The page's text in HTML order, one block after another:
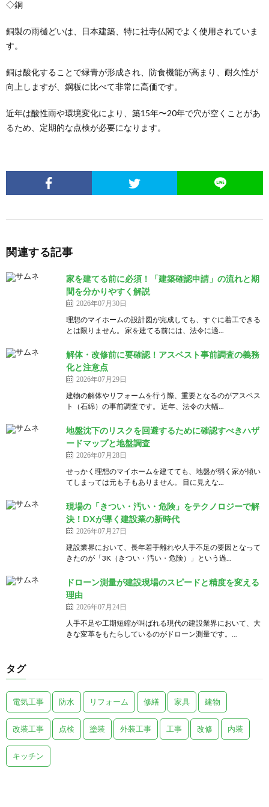
◇銅
銅製の雨樋どいは、日本建築、特に社寺仏閣でよく使用されていま
す。
銅は酸化することで緑青が形成され、防食機能が高まり、耐久性が
向上しますが、鋼板に比べて非常に高価です。
近年は酸性雨や環境変化により、築15年〜20年で穴が空くことがあ
るため、定期的な点検が必要になります。
関連する記事
家を建てる前に必須！「建築確認申請」の流れと期
間を分かりやすく解説
2026年07月30日
理想のマイホームの設計図が完成しても、すぐに着工できる
とは限りません。 家を建てる前には、法令に適...
解体・改修前に要確認！アスベスト事前調査の義務
化と注意点
2026年07月29日
建物の解体やリフォームを行う際、重要となるのがアスベス
ト（石綿）の事前調査です。 近年、法令の大幅...
地盤沈下のリスクを回避するために確認すべきハザ
ードマップと地盤調査
2026年07月28日
せっかく理想のマイホームを建てても、地盤が弱く家が傾い
てしまっては元も子もありません。 目に見えな...
現場の「きつい・汚い・危険」をテクノロジーで解
決！DXが導く建設業の新時代
2026年07月27日
建設業界において、長年若手離れや人手不足の要因となって
きたのが「3K（きつい・汚い・危険）」という過...
ドローン測量が建設現場のスピードと精度を変える
理由
2026年07月24日
人手不足や工期短縮が叫ばれる現代の建設業界において、大
きな変革をもたらしているのがドローン測量です。...
タグ
電気工事 防水 リフォーム 修繕 家具 建物
改装工事 点検 塗装 外装工事 工事 改修 内装
キッチン